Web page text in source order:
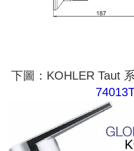
下圖：KOHLER Taut